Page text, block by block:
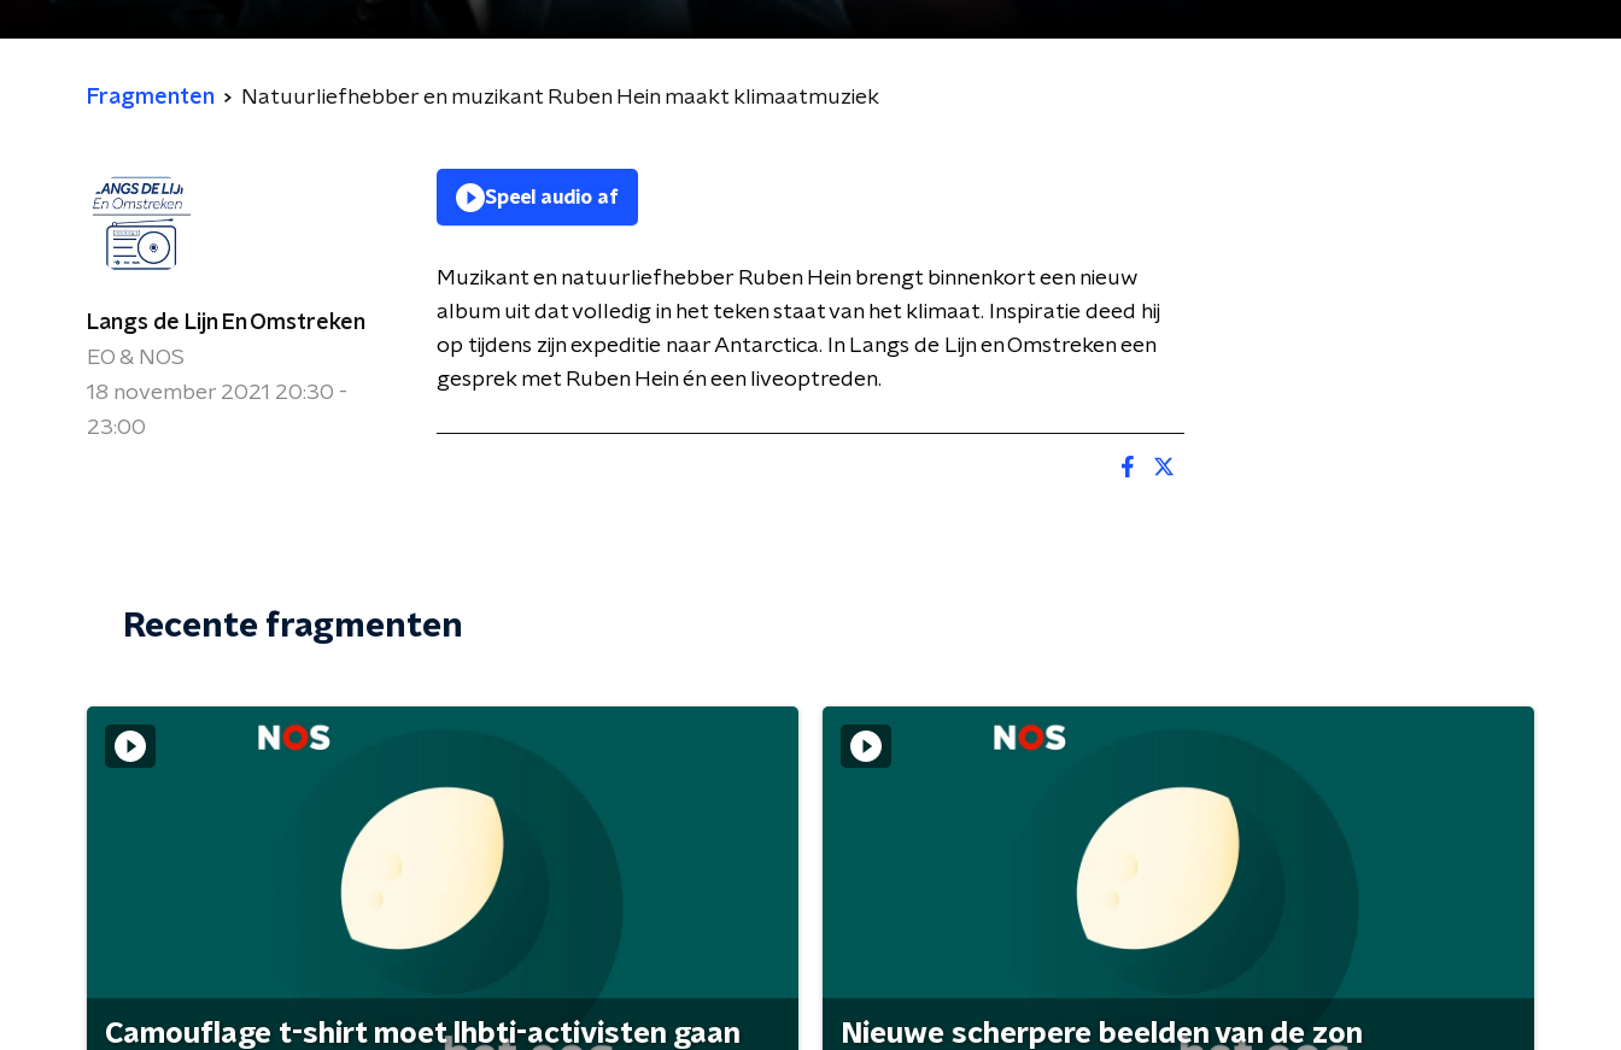
Fragmenten Natuurliefhebber en muzikant Ruben Hein maakt klimaatmuziek
Langs de Lijn En Omstreken
EO & NOS
18 november 2021 20:30 -
23:00
Speel audio af
Muzikant en natuurliefhebber Ruben Hein brengt binnenkort een nieuw
album uit dat volledig in het teken staat van het klimaat. Inspiratie deed hij
op tijdens zijn expeditie naar Antarctica. In Langs de Lijn en Omstreken een
gesprek met Ruben Hein én een liveoptreden.
Recente fragmenten
Camouflage t-shirt moet lhbti-activisten gaan
Nieuwe scherpere beelden van de zon